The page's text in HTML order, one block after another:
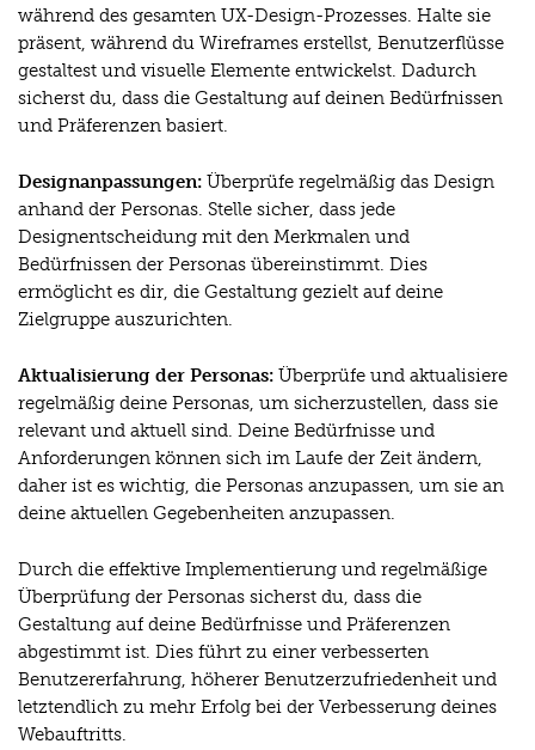
während des gesamten UX-Design-Prozesses. Halte sie
präsent, während du Wireframes erstellst, Benutzerflüsse
gestaltest und visuelle Elemente entwickelst. Dadurch
sicherst du, dass die Gestaltung auf deinen Bedürfnissen
und Präferenzen basiert.
Designanpassungen: Überprüfe regelmäßig das Design
anhand der Personas. Stelle sicher, dass jede
Designentscheidung mit den Merkmalen und
Bedürfnissen der Personas übereinstimmt. Dies
ermöglicht es dir, die Gestaltung gezielt auf deine
Zielgruppe auszurichten.
Aktualisierung der Personas: Überprüfe und aktualisiere
regelmäßig deine Personas, um sicherzustellen, dass sie
relevant und aktuell sind. Deine Bedürfnisse und
Anforderungen können sich im Laufe der Zeit ändern,
daher ist es wichtig, die Personas anzupassen, um sie an
deine aktuellen Gegebenheiten anzupassen.
Durch die effektive Implementierung und regelmäßige
Überprüfung der Personas sicherst du, dass die
Gestaltung auf deine Bedürfnisse und Präferenzen
abgestimmt ist. Dies führt zu einer verbesserten
Benutzererfahrung, höherer Benutzerzufriedenheit und
letztendlich zu mehr Erfolg bei der Verbesserung deines
Webauftritts.